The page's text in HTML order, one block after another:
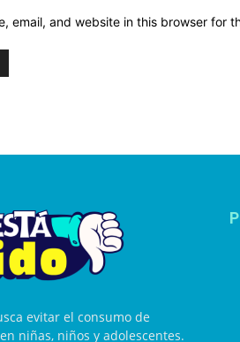
email, and website in this browser for
evitar el consumo de
niñas, niños y adolescentes.